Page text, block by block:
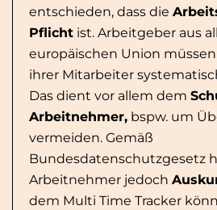
entschieden, dass die
Pflicht ist. Arbeitgeber aus
europäischen Union
ihrer Mitarbeiter
Das dient vor allem dem
Arbeitnehmer, bspw. um
vermeiden. Gemäß
Bundesdatenschutzgesetz
Arbeitnehmer jedoch
dem Multi Time Tracker